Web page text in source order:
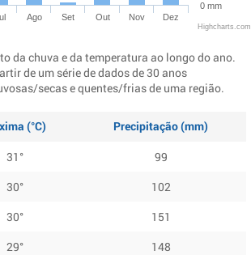
Ago Set Out Nov Dez
0 mm
Highcharts.com
da chuva e da temperatura ao longo do ano.
de um série de dados de 30 anos
secas e quentes/frias de uma região.
(°C)
Precipitação (mm)
31°
99
30°
102
30°
151
29°
148